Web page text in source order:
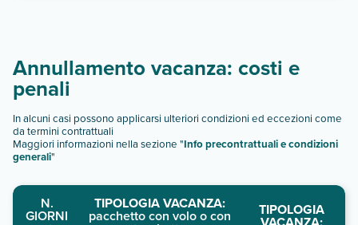
Annullamento vacanza: costi e
penali
In alcuni casi possono applicarsi ulteriori condizioni ed eccezioni come
da termini contrattuali
Maggiori informazioni nella sezione "Info precontrattuali e condizioni
generali"
N.
GIORNI
TIPOLOGIA VACANZA:
pacchetto con volo o con TIPOLOGIA